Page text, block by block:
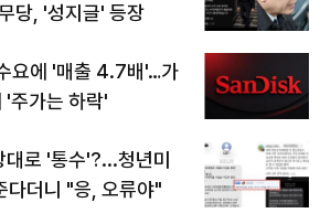
당, '성지글' 등장
요에 '매출 4.7배'…가
'주가는 하락'
로 '통수'?...청년미
다더니 "응, 오류야"